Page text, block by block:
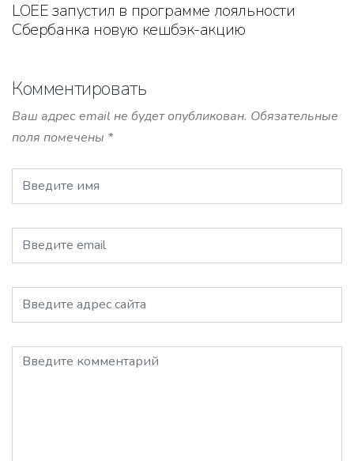
LOEE запустил в программе лояльности
Сбербанка новую кешбэк-акцию
Комментировать
Ваш адрес email не будет опубликован. Обязательные
поля помечены *